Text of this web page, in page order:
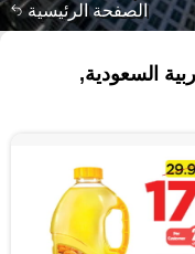
الصفحة الرئيسية
السعودية,